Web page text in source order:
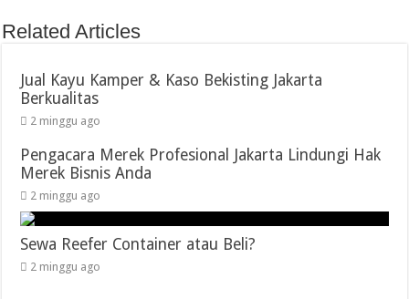
Related Articles
Jual Kayu Kamper & Kaso Bekisting Jakarta
Berkualitas
2 minggu ago
Pengacara Merek Profesional Jakarta Lindungi Hak
Merek Bisnis Anda
2 minggu ago
Sewa Reefer Container atau Beli?
2 minggu ago